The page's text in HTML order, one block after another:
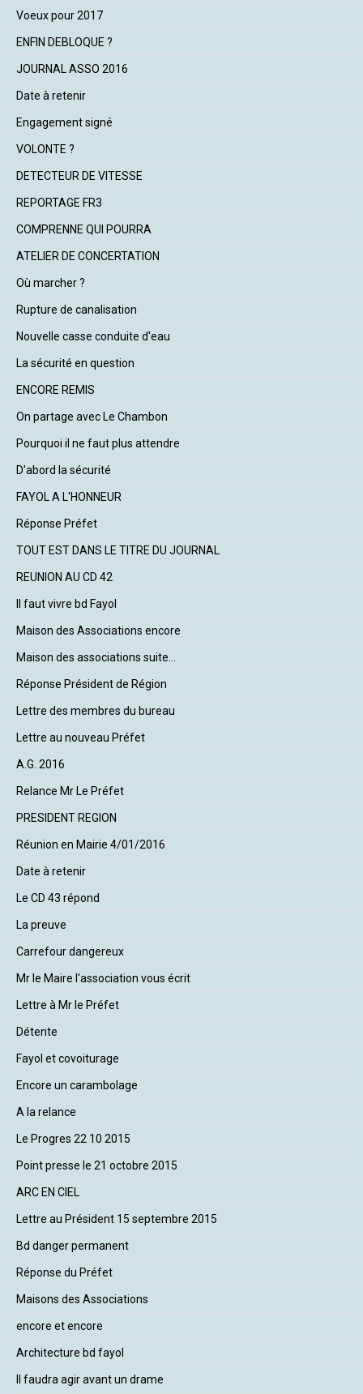
Voeux pour 2017
ENFIN DEBLOQUE ?
JOURNAL ASSO 2016
Date à retenir
Engagement signé
VOLONTE ?
DETECTEUR DE VITESSE
REPORTAGE FR3
COMPRENNE QUI POURRA
ATELIER DE CONCERTATION
Où marcher ?
Rupture de canalisation
Nouvelle casse conduite d'eau
La sécurité en question
ENCORE REMIS
On partage avec Le Chambon
Pourquoi il ne faut plus attendre
D'abord la sécurité
FAYOL A L'HONNEUR
Réponse Préfet
TOUT EST DANS LE TITRE DU JOURNAL
REUNION AU CD 42
Il faut vivre bd Fayol
Maison des Associations encore
Maison des associations suite...
Réponse Président de Région
Lettre des membres du bureau
Lettre au nouveau Préfet
A.G. 2016
Relance Mr Le Préfet
PRESIDENT REGION
Réunion en Mairie 4/01/2016
Date à retenir
Le CD 43 répond
La preuve
Carrefour dangereux
Mr le Maire l'association vous écrit
Lettre à Mr le Préfet
Détente
Fayol et covoiturage
Encore un carambolage
A la relance
Le Progres 22 10 2015
Point presse le 21 octobre 2015
ARC EN CIEL
Lettre au Président 15 septembre 2015
Bd danger permanent
Réponse du Préfet
Maisons des Associations
encore et encore
Architecture bd fayol
Il faudra agir avant un drame